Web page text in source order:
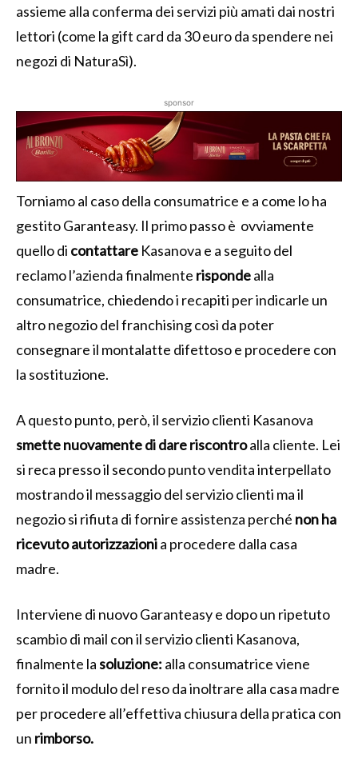
assieme alla conferma dei servizi più amati dai nostri
lettori (come la gift card da 30 euro da spendere nei
negozi di NaturaSì).
sponsor
Torniamo al caso della consumatrice e a come lo ha
gestito Garanteasy. Il primo passo è ovviamente
quello di contattare Kasanova e a seguito del
reclamo l’azienda finalmente rispondealla
consumatrice, chiedendo i recapiti per indicarle un
altro negozio del franchising così da poter
consegnare il montalatte difettoso e procedere con
la sostituzione.
A questo punto, però, il servizio clienti Kasanova
smette nuovamente di dare riscontroalla cliente. Lei
si reca presso il secondo punto vendita interpellato
mostrando il messaggio del servizio clienti ma il
negozio si rifiuta di fornire assistenza perché non ha
ricevuto autorizzazionia procedere dalla casa
madre.
Interviene di nuovo Garanteasy e dopo un ripetuto
scambio di mail con il servizio clienti Kasanova,
finalmente lasoluzione: alla consumatrice viene
fornito il modulo del reso da inoltrare alla casa madre
per procedere all’effettiva chiusura della pratica con
un rimborso.